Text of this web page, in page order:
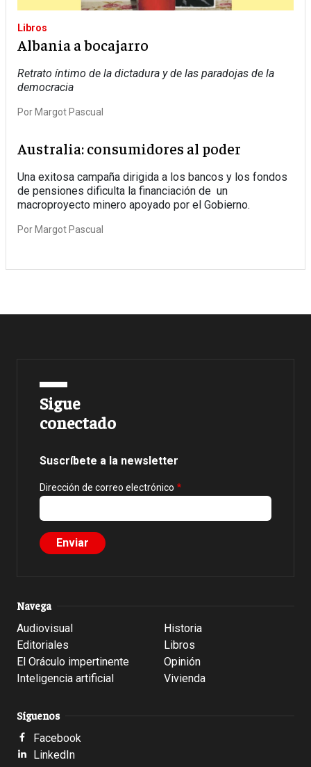
Libros
Albania a bocajarro
Retrato íntimo de la dictadura y de las paradojas de la
democracia
Por Margot Pascual
Australia: consumidores al poder
Una exitosa campaña dirigida a los bancos y los fondos
de pensiones dificulta la financiación de un
macroproyecto minero apoyado por el Gobierno.
Por Margot Pascual
Sigue
conectado
Suscríbete a la newsletter
Dirección de correo electrónico
Navega
Audiovisual
Editoriales
El Oráculo impertinente
Inteligencia artificial
Historia
Libros
Opinión
Vivienda
Síguenos
Facebook
LinkedIn